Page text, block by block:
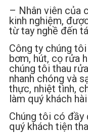
– Nhân viên của
kinh nghiệm,
từ tay nghề đến
Công ty chúng
bơm, hút, cọ rửa
chúng tôi thau
nhanh chóng và
thực, nhiệt tình,
làm quý khách
Chúng tôi có
quý khách tiện